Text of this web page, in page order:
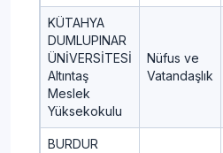
KÜTAHYA
DUMLUPINAR
ÜNİVERSİTESİ
Altıntaş
Meslek
Yüksekokulu
Nüfus ve
Vatandaşlık
BURDUR